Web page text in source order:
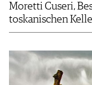
Moretti Cuseri,
toskanischen